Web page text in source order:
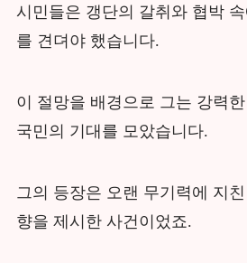
시민들은 갱단의 갈취와 협박
를 견뎌야 했습니다.
이 절망을 배경으로 그는 강력
국민의 기대를 모았습니다.
그의 등장은 오랜 무기력에 지
향을 제시한 사건이었죠.